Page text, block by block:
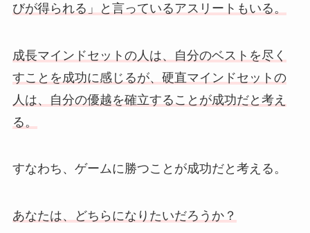
びが得られる」と言っているアスリートもいる。
成長マインドセットの人は、自分のベストを尽く
すことを成功に感じるが、硬直マインドセットの
人は、自分の優越を確立することが成功だと考え
る。
すなわち、ゲームに勝つことが成功だと考える。
あなたは、どちらになりたいだろうか？